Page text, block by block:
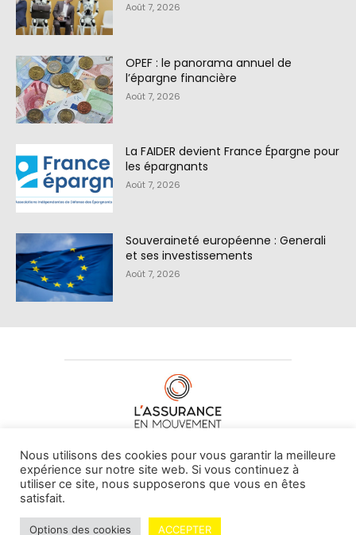
Août 7, 2026
OPEF : le panorama annuel de
l’épargne financière
Août 7, 2026
La FAIDER devient France Épargne pour
les épargnants
Août 7, 2026
Souveraineté européenne : Generali
et ses investissements
Août 7, 2026
À PROPOS DE NOUS•CONTACT
© L'assurance en mouvement -By Vovoxx Média
Nous utilisons des cookies pour vous garantir la meilleure
expérience sur notre site web. Si vous continuez à
utiliser ce site, nous supposerons que vous en êtes
satisfait.
Options des cookies ACCEPTER